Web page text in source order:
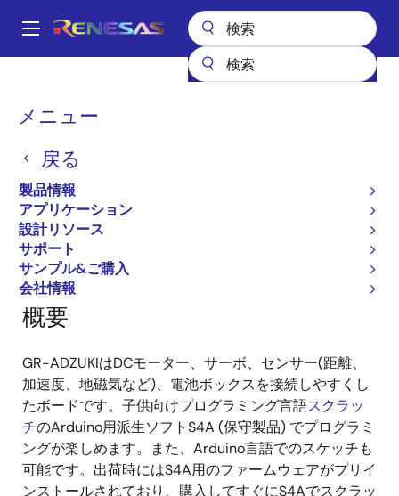
ン
Main
メニュー
戻る
製品情報
アプリケーション
設計リソース
サポート
サンプル&ご購入
会社情報
パ
く
ず
ガジェットルネサス
ガジェットルネサス
GR-ADZUKI
ページセクションへ移動：
概要
GR-ADZUKIはDCモーター、サーボ、センサー(距離、
加速度、地磁気など)、電池ボックスを接続しやすくし
たボードです。子供向けプログラミング言語スクラッ
チのArduino用派生ソフトS4A (保守製品) でプログラミ
ングが楽しめます。また、Arduino言語でのスケッチも
可能です。出荷時にはS4A用のファームウェアがプリイ
ンストールされており、購入してすぐにS4Aでスクラッ